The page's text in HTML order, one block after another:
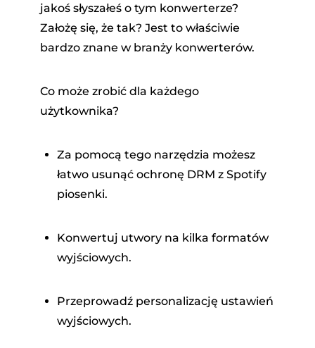
jakoś słyszałeś o tym konwerterze?
Założę się, że tak? Jest to właściwie
bardzo znane w branży konwerterów.
Co może zrobić dla każdego
użytkownika?
Za pomocą tego narzędzia możesz
łatwo usunąć ochronę DRM z Spotify
piosenki.
Konwertuj utwory na kilka formatów
wyjściowych.
Przeprowadź personalizację ustawień
wyjściowych.